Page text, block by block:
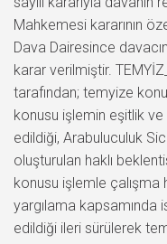
Mahkemesi kararının
Dava Dairesince
karar verilmiştir.
tarafından; temyize
konusu işlemin eşitlik ve
edildiği, Arabuluculuk
oluşturulan haklı
konusu işlemle çalışma
yargılama kapsamında
edildiği ileri sürülerek